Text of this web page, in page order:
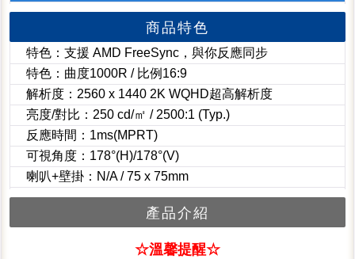
商品特色
特色：支援 AMD FreeSync，與你反應同步
特色：曲度1000R / 比例16:9
解析度：2560 x 1440 2K WQHD超高解析度
亮度/對比：250 cd/㎡ / 2500:1 (Typ.)
反應時間：1ms(MPRT)
可視角度：178°(H)/178°(V)
喇叭+壁掛：N/A / 75 x 75mm
產品介紹
☆溫馨提醒☆